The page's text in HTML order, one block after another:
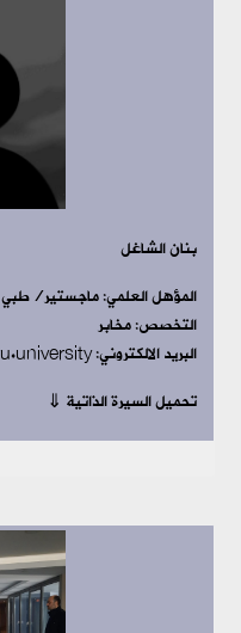
بنان الشاغل
المؤهل العلمي: ماجستير/طبي
التخصص: مخابر
البريد الالكتروني: Info@iru.university
تحميل السيرة الذاتية ⇓